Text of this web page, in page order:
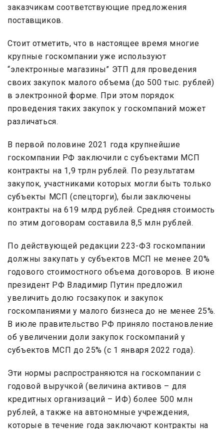
заказчикам соответствующие предложения
поставщиков.
Стоит отметить, что в настоящее время многие
крупные госкомпании уже используют
“электронные магазины” ЭТП для проведения
своих закупок малого объема (до 500 тыс. рублей)
в электронной форме. При этом порядок
проведения таких закупок у госкомпаний может
различаться.
В первой половине 2021 года крупнейшие
госкомпании РФ заключили с субъектами МСП
контракты на 1,9 трлн рублей. По результатам
закупок, участниками которых могли быть только
субъекты МСП (спецторги), были заключены
контракты на 619 млрд рублей. Средняя стоимость
по этим договорам составила 8,5 млн рублей.
По действующей редакции 223-ФЗ госкомпании
должны закупать у субъектов МСП не менее 20%
годового стоимостного объема договоров. В июне
президент РФ Владимир Путин предложил
увеличить долю госзакупок и закупок
госкомпаниями у малого бизнеса до не менее 25%.
В июле правительство РФ приняло постановление
об увеличении доли закупок госкомпаний у
субъектов МСП до 25% (с 1 января 2022 года).
Эти нормы распространяются на госкомпании с
годовой выручкой (величина активов – для
кредитных организаций – ИФ) более 500 млн
рублей, а также на автономные учреждения,
которые в течение года заключают контракты на